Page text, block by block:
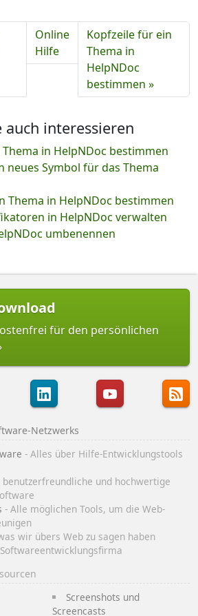
Online
Hilfe
Kopfzeile für ein
Thema in
HelpNDoc
bestimmen »
auch interessieren
in HelpNDoc bestimmen
neues Symbol für das Thema
Thema in HelpNDoc bestimmen
in HelpNDoc verwalten
umbenennen
für den persönlichen
Netzwerks
- Alles über Hilfe-Entwicklungstools
benutzerfreundliche und hochwertige
- Alle möglichen Tools, um die Web-
wir übers Web zu sagen haben
Screenshots und
Screencasts